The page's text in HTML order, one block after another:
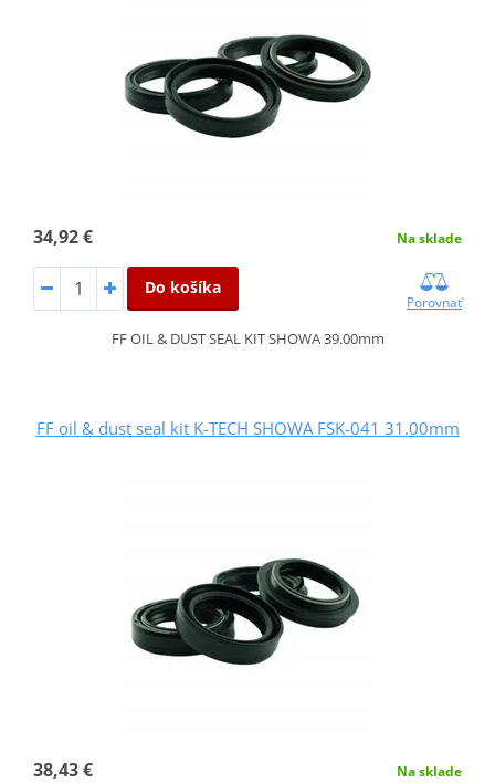
34,92 € Na sklade
Do košíka
Porovnať
FF OIL & DUST SEAL KIT SHOWA 39.00mm
FF oil & dust seal kit K-TECH SHOWA FSK-041 31.00mm
38,43 € Na sklade